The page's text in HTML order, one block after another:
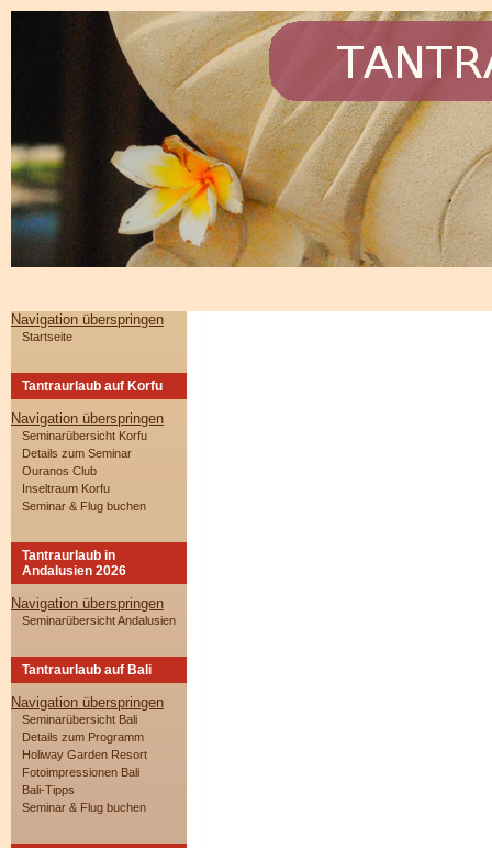
Navigation überspringen
Startseite
Tantraurlaub auf Korfu
Navigation überspringen
Seminarübersicht Korfu
Details zum Seminar
Ouranos Club
Inseltraum Korfu
Seminar & Flug buchen
Tantraurlaub in
Andalusien 2026
Navigation überspringen
Seminarübersicht Andalusien
Tantraurlaub auf Bali
Navigation überspringen
Seminarübersicht Bali
Details zum Programm
Holiway Garden Resort
Fotoimpressionen Bali
Bali-Tipps
Seminar & Flug buchen